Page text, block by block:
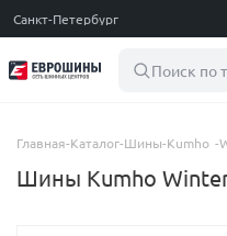
Санкт-Петербург
Поиск по
Главная-Каталог-Шины-Kumho -
Шины Kumho